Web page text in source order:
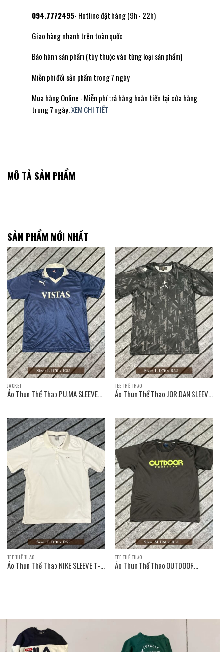
094.7772495- Hotline đặt hàng (9h - 22h)
Giao hàng nhanh trên toàn quốc
Bảo hành sản phẩm (tùy thuộc vào từng loại sản phẩm)
Miễn phí đổi sản phẩm trong 7 ngày
Mua hàng Online - Miễn phí trả hàng hoàn tiền tại cửa hàng
trong 7 ngày.XEM CHI TIẾT
MÔ TẢ SẢN PHẨM
SẢN PHẨM MỚI NHẤT
JACKET
Áo Thun Thể Thao PU.MA SLEEVE
TEE THỂ THAO
Áo Thun Thể Thao JOR.DAN SLEEVE
TEE THỂ THAO
Áo Thun Thể Thao NIKE SLEEVE T-
TEE THỂ THAO
Áo Thun Thể Thao OUTDOOR